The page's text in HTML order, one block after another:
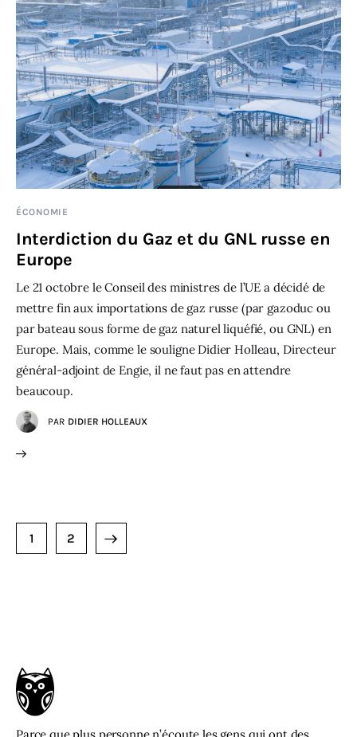
ÉCONOMIE
Interdiction du Gaz et du GNL russe en
Europe
Le 21 octobre le Conseil des ministres de l’UE a décidé de
mettre fin aux importations de gaz russe (par gazoduc ou
par bateau sous forme de gaz naturel liquéfié, ou GNL) en
Europe. Mais, comme le souligne Didier Holleau, Directeur
général-adjoint de Engie, il ne faut pas en attendre
beaucoup.
PAR DIDIER HOLLEAUX
1 2
SUIVANTE